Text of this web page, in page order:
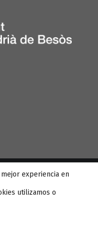
experiencia en
utilizamos o